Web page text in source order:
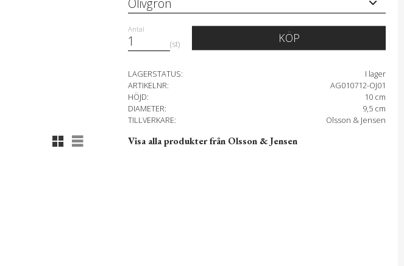
Rutnätsvy
Listvy
Antal
st KÖP
LAGERSTATUS
I lager
ARTIKELNR
AG010712-OJ01
HÖJD
10 cm
DIAMETER
9,5 cm
TILLVERKARE
Olsson & Jensen
Visa alla produkter från Olsson & Jensen